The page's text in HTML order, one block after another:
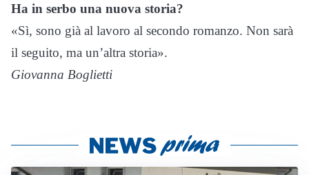
Ha in serbo una nuova storia?
«Sì, sono già al lavoro al secondo romanzo. Non sarà
il seguito, ma un’altra storia».
Giovanna Boglietti